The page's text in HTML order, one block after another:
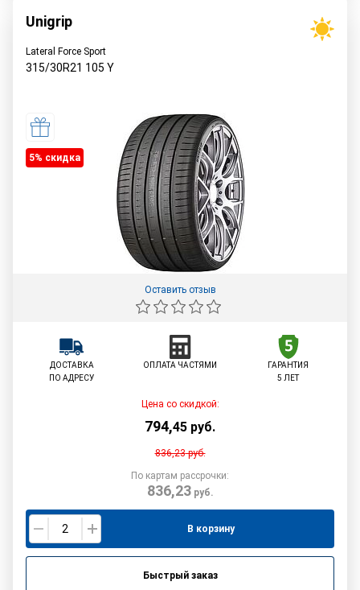
Unigrip
Lateral Force Sport
315/30R21 105 Y
5% cкидка
Оставить отзыв
ДОСТАВКА
ПО АДРЕСУ
ОПЛАТА ЧАСТЯМИ
ГАРАНТИЯ
5 ЛЕТ
Цена со скидкой:
794,45 руб.
836,23руб.
По картам рассрочки:
836,23руб.
В корзину
Быстрый заказ